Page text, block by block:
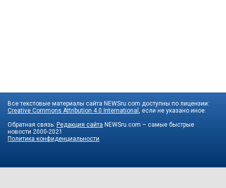
Все текстовые материалы сайта NEWSru.com доступны по лицензии:
Creative Commons Attribution 4.0 International
, если не указано иное.
Обратная связь: Редакция сайта NEWSru.com – самые быстрые
новости 2000-2021
Политика конфиденциальности